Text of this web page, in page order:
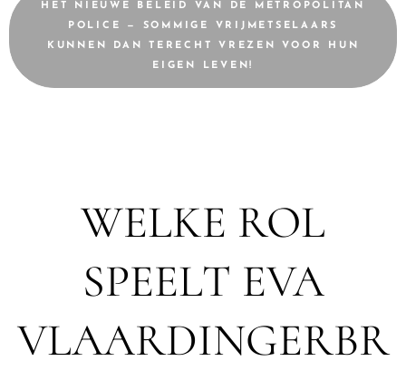
HET NIEUWE BELEID VAN DE METROPOLITAN
POLICE — SOMMIGE VRIJMETSELAARS
KUNNEN DAN TERECHT VREZEN VOOR HUN
EIGEN LEVEN!
WELKE ROL
SPEELT EVA
VLAARDINGERBR